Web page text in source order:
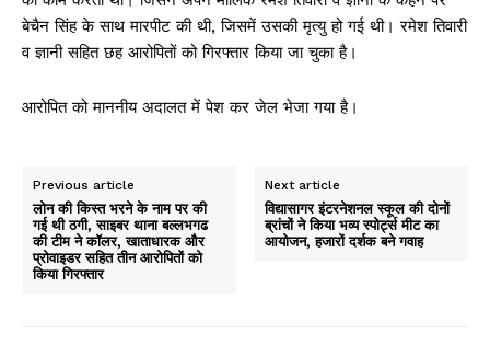
बेचैन सिंह के साथ मारपीट की थी, जिसमें उसकी मृत्यु हो गई थी। रमेश तिवारी
व ज्ञानी सहित छह आरोपितों को गिरफ्तार किया जा चुका है।
आरोपित को माननीय अदालत में पेश कर जेल भेजा गया है।
Previous article
लोन की किस्त भरने के नाम पर की
गई थी ठगी, साइबर थाना बल्लभगढ
की टीम ने कॉलर, खाताधारक और
प्रोवाइडर सहित तीन आरोपितों को
किया गिरफ्तार
Next article
विद्यासागर इंटरनेशनल स्कूल की दोनों
ब्रांचों ने किया भव्य स्पोर्ट्स मीट का
आयोजन, हजारों दर्शक बने गवाह